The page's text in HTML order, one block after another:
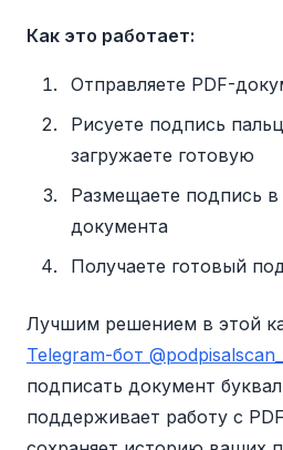
Как это работает:
Отправляете PDF-
Рисуете подпись
загружаете готовую
Размещаете подпись
документа
Получаете готовый
Лучшим решением в этой
Telegram-бот
подписать документ
поддерживает работу с